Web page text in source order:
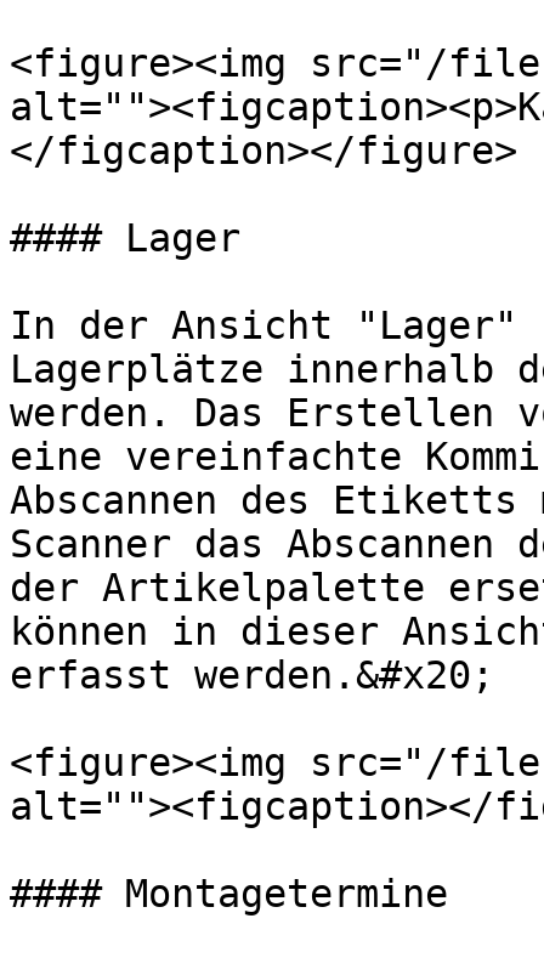
<figure><img src="/files/
</figcaption></figure>
#### Lager
In der Ansicht "Lager"
Lagerplätze innerhalb
werden. Das Erstellen
eine vereinfachte
Abscannen des Etiketts
Scanner das
der Artikelpalette
können in dieser
erfasst werden.&#x20;
<figure><img src="/files/
alt=""><figcaption></
#### Montagetermine